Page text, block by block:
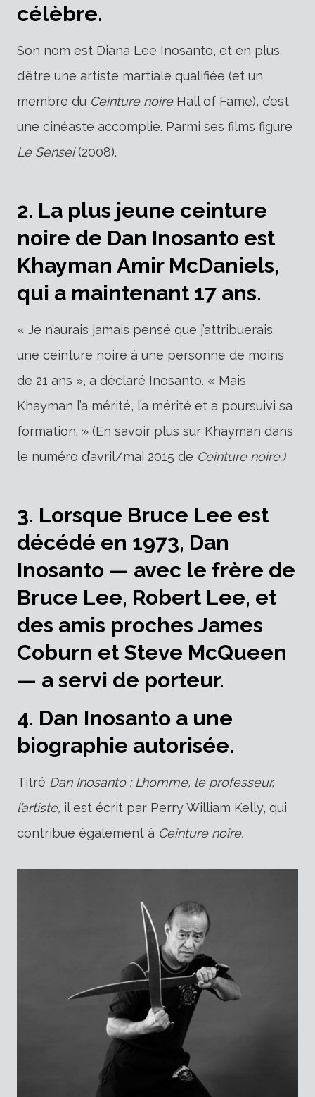
célèbre.
Son nom est Diana Lee Inosanto, et en plus
d’être une artiste martiale qualifiée (et un
membre du Ceinture noireHall of Fame), c’est
une cinéaste accomplie. Parmi ses films figure
Le Sensei(2008).
2. La plus jeune ceinture
noire de Dan Inosanto est
Khayman Amir McDaniels,
qui a maintenant 17 ans.
« Je n’aurais jamais pensé que j’attribuerais
une ceinture noire à une personne de moins
de 21 ans », a déclaré Inosanto. « Mais
Khayman l’a mérité, l’a mérité et a poursuivi sa
formation. » (En savoir plus sur Khayman dans
le numéro d’avril/mai 2015 de Ceinture noire.)
3. Lorsque Bruce Lee est
décédé en 1973, Dan
Inosanto — avec le frère de
Bruce Lee, Robert Lee, et
des amis proches James
Coburn et Steve McQueen
— a servi de porteur.
4. Dan Inosanto a une
biographie autorisée.
Titré Dan Inosanto : L’homme, le professeur,
l’artiste, il est écrit par Perry William Kelly, qui
contribue également à Ceinture noire.